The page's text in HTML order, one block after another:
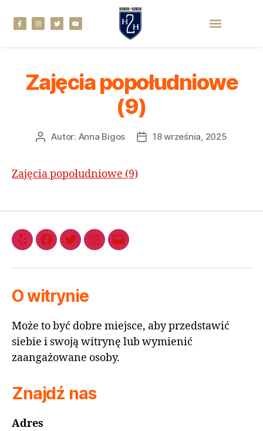
Zajęcia popołudniowe
(9)
Autor: Anna Bigos 18 września, 2025
Zajęcia popołudniowe (9)
O witrynie
Może to być dobre miejsce, aby przedstawić
siebie i swoją witrynę lub wymienić
zaangażowane osoby.
Znajdź nas
Adres